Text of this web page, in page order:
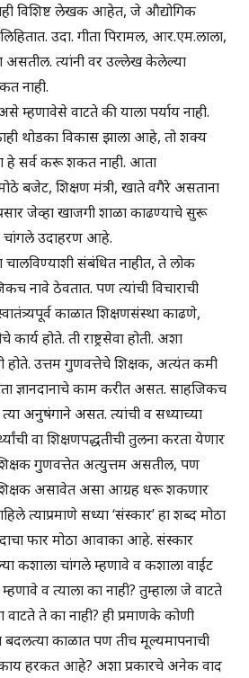
विशिष्ट लेखक आहेत, जे औद्योगिक
उदा. गीता पिरामल, आर.एम.लाला,
असतील. त्यांनी वर उल्लेख केलेल्या
नाही.
म्हणावेसे वाटते की याला पर्याय नाही.
थोडका विकास झाला आहे, तो शक्य
हे सर्व करू शकत नाही. आता
बजेट, शिक्षण मंत्री, खाते वगैरे असताना
जेव्हा खाजगी शाळा काढण्याचे सुरू
चांगले उदाहरण आहे.
संबंधित नाहीत, ते लोक
नावे ठेवतात. पण त्यांची विचाराची
काळात शिक्षणसंस्था काढणे,
होते. ती राष्ट्रसेवा होती. अशा
होते. उत्तम गुणवत्तेचे शिक्षक, अत्यंत कमी
ज्ञानदानाचे काम करीत असत. साहजिकच
त्या अनुषंगाने असत. त्यांची व सध्याच्या
वा शिक्षणपद्धतीची तुलना करता येणार
गुणवत्तेत अत्युत्तम असतील, पण
असावेत असा आग्रह धरू शकणार
त्याप्रमाणे सध्या ‘संस्कार’ हा शब्द मोठा
फार मोठा आवाका आहे. संस्कार
कशाला चांगले म्हणावे व कशाला वाईट
व त्याला का नाही? तुम्हाला जे वाटते
ते का नाही? ही प्रमाणके कोणी
काळात पण तीच मूल्यमापनाची
हरकत आहे? अशा प्रकारचे अनेक वाद